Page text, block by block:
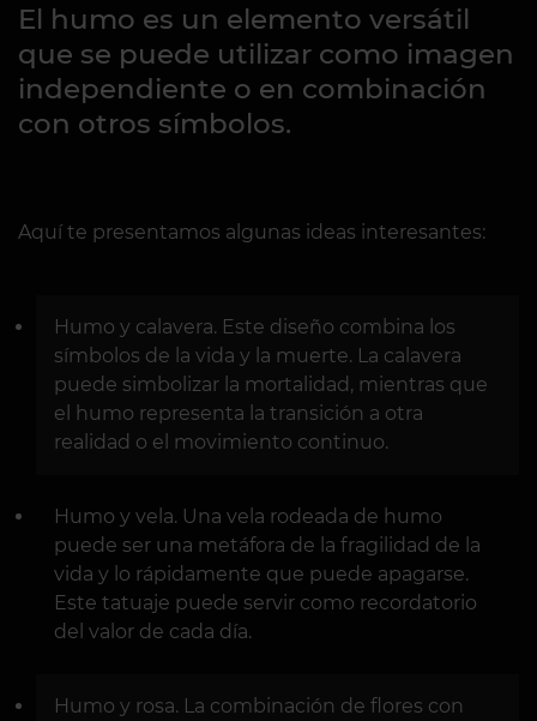
El humo es un elemento versátil
que se puede utilizar como imagen
independiente o en combinación
con otros símbolos.
Aquí te presentamos algunas ideas interesantes:
Humo y calavera. Este diseño combina los
símbolos de la vida y la muerte. La calavera
puede simbolizar la mortalidad, mientras que
el humo representa la transición a otra
realidad o el movimiento continuo.
Humo y vela. Una vela rodeada de humo
puede ser una metáfora de la fragilidad de la
vida y lo rápidamente que puede apagarse.
Este tatuaje puede servir como recordatorio
del valor de cada día.
Humo y rosa. La combinación de flores con